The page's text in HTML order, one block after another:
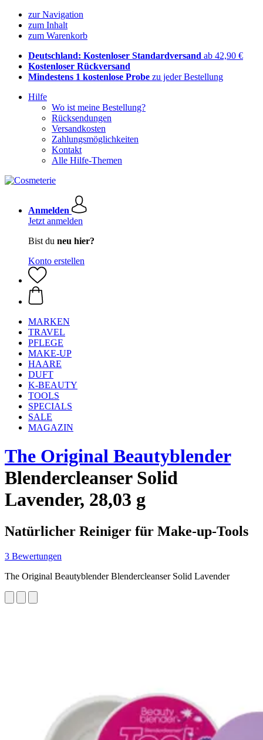
zur Navigation
zum Inhalt
zum Warenkorb
Deutschland: Kostenloser Standardversand ab 42,90 €
Kostenloser Rückversand
Mindestens 1 kostenlose Probe zu jeder Bestellung
Hilfe
Wo ist meine Bestellung?
Rücksendungen
Versandkosten
Zahlungsmöglichkeiten
Kontakt
Alle Hilfe-Themen
Anmelden
Jetzt anmelden
Bist du neu hier?
Konto erstellen
MARKEN
TRAVEL
PFLEGE
MAKE-UP
HAARE
DUFT
K-BEAUTY
TOOLS
SPECIALS
SALE
MAGAZIN
The Original Beautyblender
Blendercleanser Solid
Lavender, 28,03 g
Natürlicher Reiniger für Make-up-Tools
3 Bewertungen
The Original Beautyblender Blendercleanser Solid Lavender